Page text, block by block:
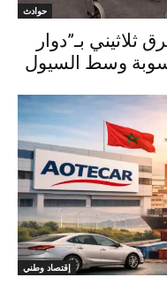
حوادث
ثلاثيني بـ”دوار
وسط السيول
إقتصاد وطني